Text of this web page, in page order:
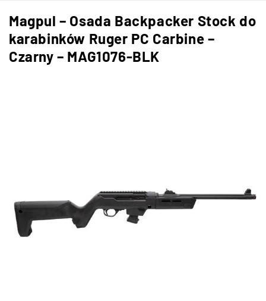
Magpul – Osada Backpacker Stock do
karabinków Ruger PC Carbine –
Czarny – MAG1076-BLK